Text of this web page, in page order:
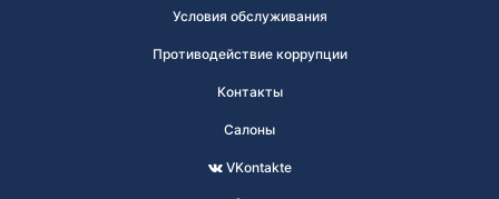
Условия обслуживания
Противодействие коррупции
Контакты
Салоны
VKontakte